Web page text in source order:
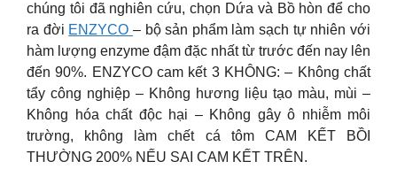
chúng tôi đã nghiên cứu, chọn Dứa và Bồ hòn để cho
ra đời ENZYCO – bộ sản phẩm làm sạch tự nhiên với
hàm lượng enzyme đậm đặc nhất từ trước đến nay lên
đến 90%. ENZYCO cam kết 3 KHÔNG: – Không chất
tẩy công nghiệp – Không hương liệu tạo màu, mùi –
Không hóa chất độc hại – Không gây ô nhiễm môi
trường, không làm chết cá tôm CAM KẾT BỒI
THƯỜNG 200% NẾU SAI CAM KẾT TRÊN.